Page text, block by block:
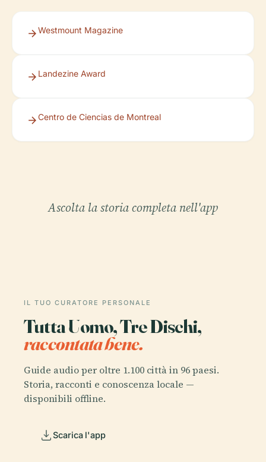
Westmount Magazine
Landezine Award
Centro de Ciencias de Montreal
Ascolta la storia completa nell'app
IL TUO CURATORE PERSONALE
Tutta Uomo, Tre Dischi,
raccontata bene.
Guide audio per oltre 1.100 città in 96 paesi.
Storia, racconti e conoscenza locale —
disponibili offline.
Scarica l'app